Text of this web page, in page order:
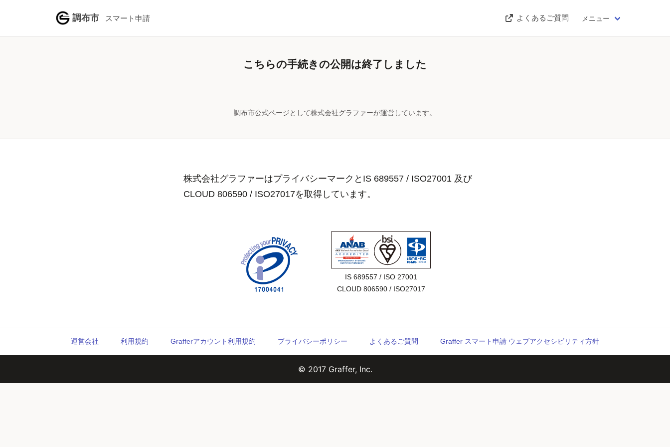
調布市 スマート申請 よくあるご質問 メニュー
こちらの手続きの公開は終了しました
調布市公式ページとして株式会社グラファーが運営しています。
株式会社グラファーはプライバシーマークとIS 689557 / ISO27001 及び
CLOUD 806590 / ISO27017を取得しています。
IS 689557 / ISO 27001
CLOUD 806590 / ISO27017
運営会社 利用規約 Grafferアカウント利用規約 プライバシーポリシー よくあるご質問 Graffer スマート申請 ウェブアクセシビリティ方針
© 2017 Graffer, Inc.